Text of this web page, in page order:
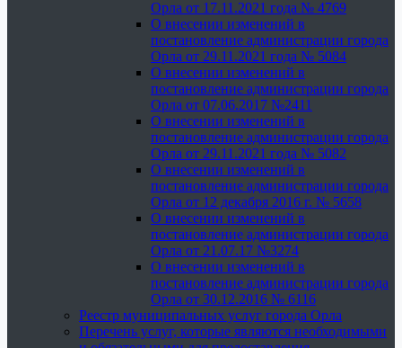
Орла от 17.11.2021 года № 4769
О внесении изменений в
постановление администрации города
Орла от 29.11.2021 года № 5084
О внесении изменений в
постановление администрации города
Орла от 07.06.2017 №2411
О внесении изменений в
постановление администрации города
Орла от 29.11.2021 года № 5082
О внесении изменений в
постановление администрации города
Орла от 12 декабря 2016 г. № 5658
О внесении изменений в
постановление администрации города
Орла от 21.07.17 №3274
О внесении изменений в
постановление администрации города
Орла от 30.12.2016 № 6116
Реестр муниципальных услуг города Орла
Перечень услуг, которые являются необходимыми